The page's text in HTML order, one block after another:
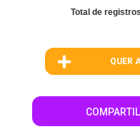
Total de
QUER